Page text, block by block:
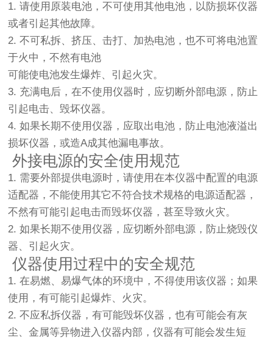
1. 请使用原装电池，不可使用其他电池，以防损坏仪器
或者引起其他故障。
2. 不可私拆、挤压、击打、加热电池，也不可将电池置
于火中，不然有电池
可能使电池发生爆炸、引起火灾。
3. 充满电后，在不使用仪器时，应切断外部电源，防止
引起电击、毁坏仪器。
4. 如果长期不使用仪器，应取出电池，防止电池液溢出
损坏仪器，或造A成其他漏电事故。
外接电源的安全使用规范
1. 需要外部提供电源时，请使用在本仪器中配置的电源
适配器，不能使用其它不符合技术规格的电源适配器，
不然有可能引起电击而毁坏仪器，甚至导致火灾。
2. 如果长期不使用仪器，应切断外部电源，防止烧毁仪
器、引起火灾。
仪器使用过程中的安全规范
1. 在易燃、易爆气体的环境中，不得使用该仪器；如果
使用，有可能引起爆炸、火灾。
2. 不应私拆仪器，有可能毁坏仪器，也有可能会有灰
尘、金属等异物进入仪器内部，仪器有可能会发生短